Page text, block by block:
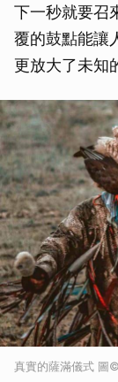
下一秒就要召
覆的鼓點能讓
更放大了未知
真實的薩滿儀式